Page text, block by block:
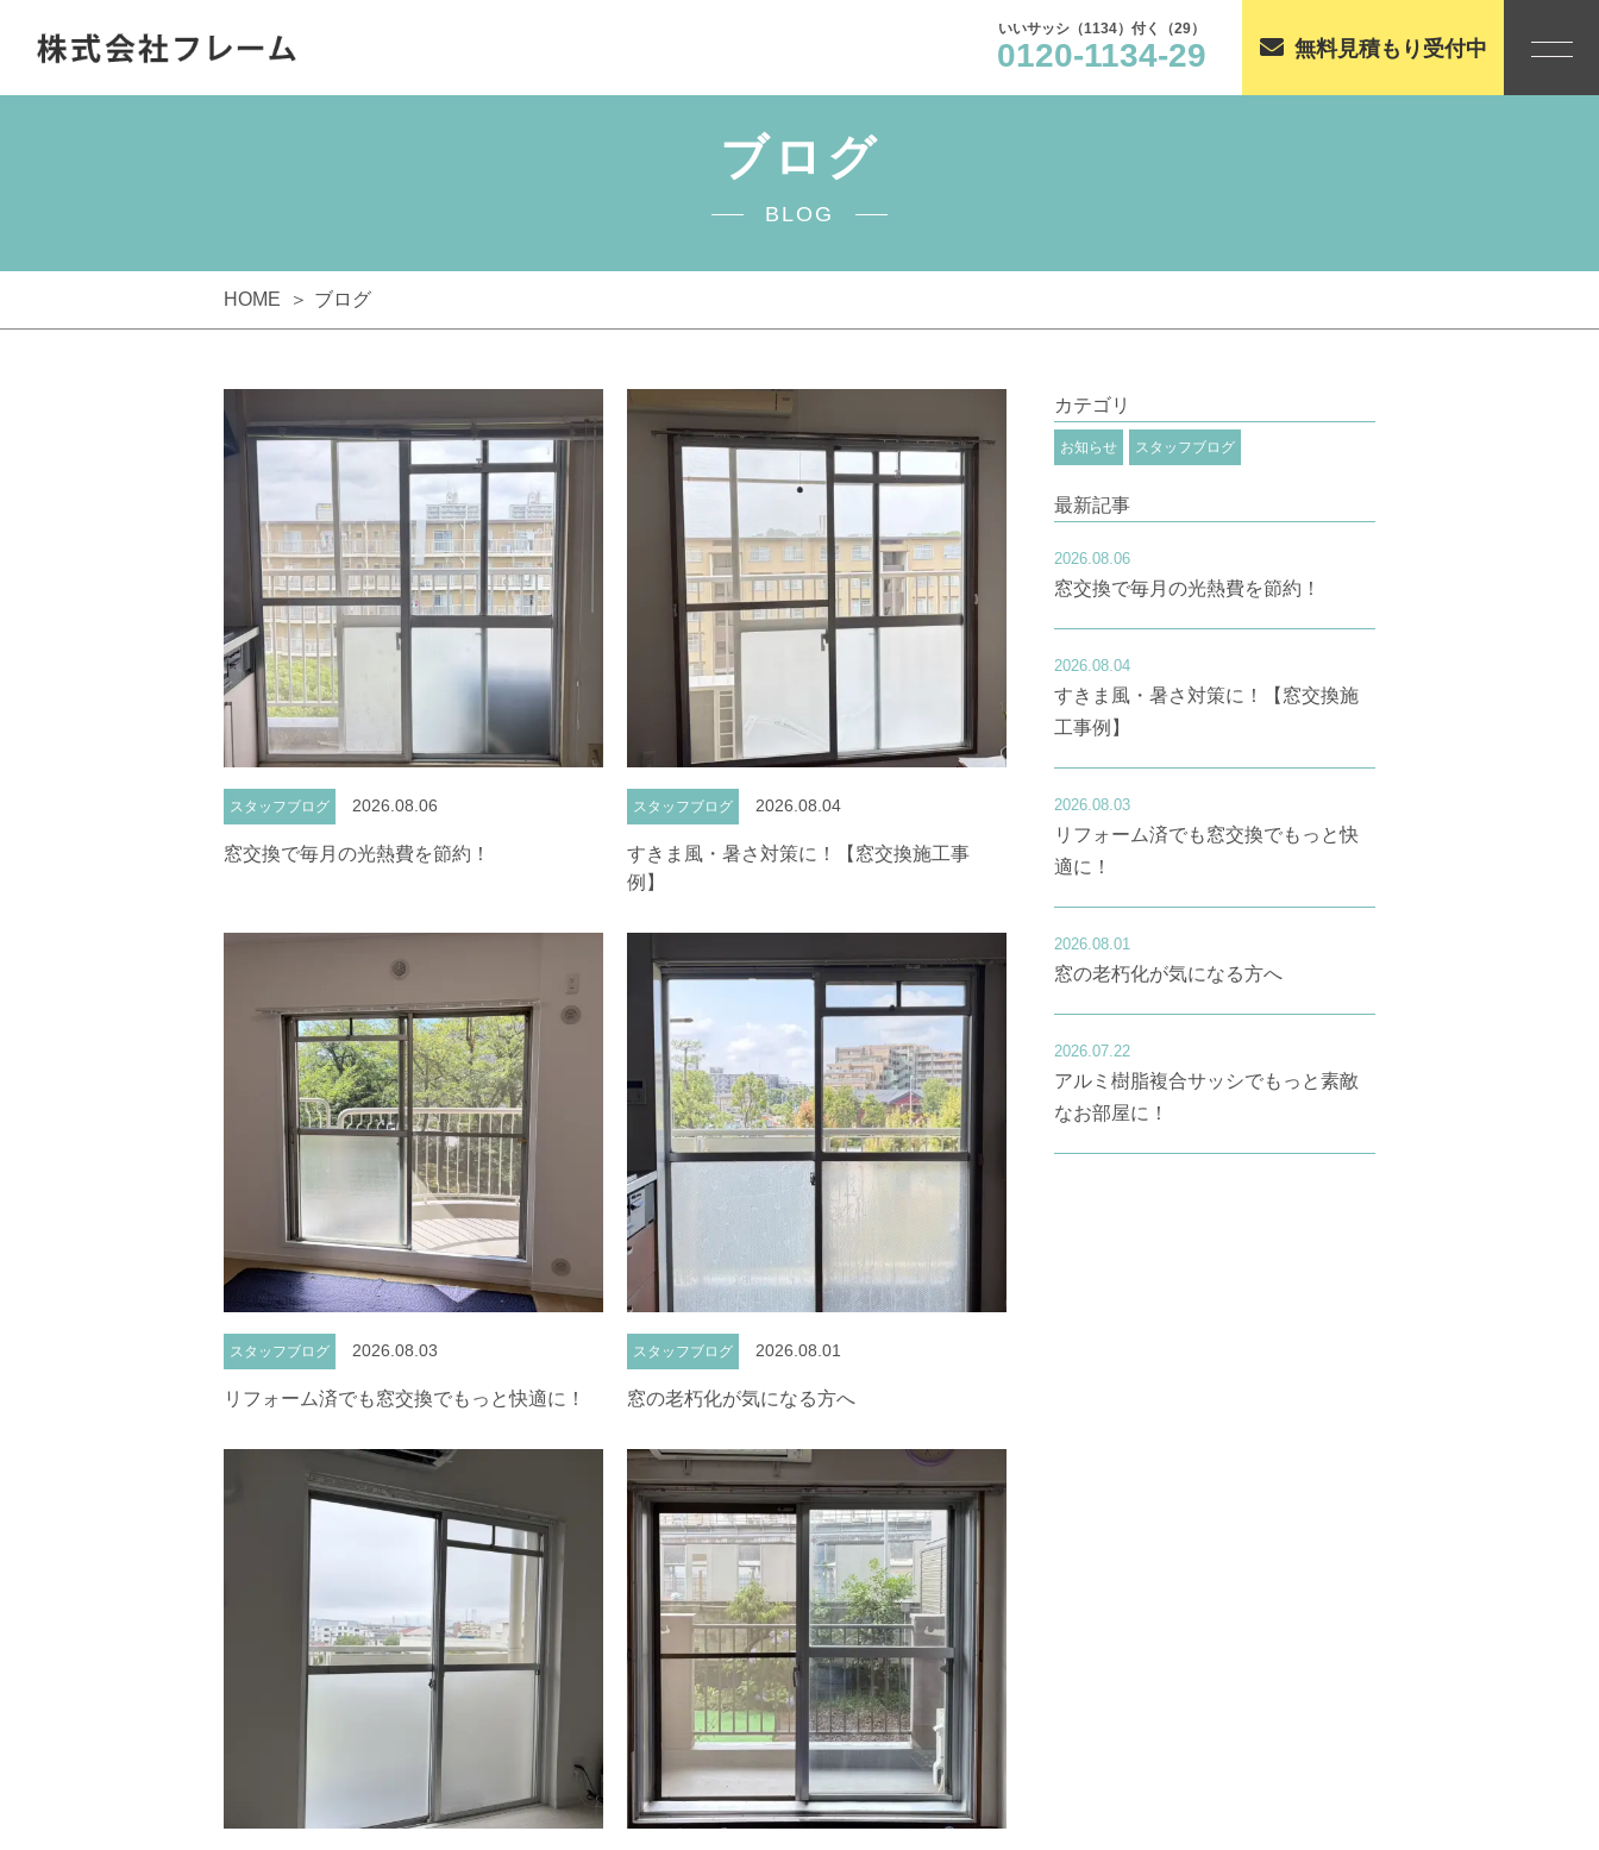
いいサッシ（1134）付く（29）
0120-1134-29 無料見積もり受付中
ブログ
BLOG
HOME ブログ
スタッフブログ 2026.08.06
窓交換で毎月の光熱費を節約！
スタッフブログ 2026.08.04
すきま風・暑さ対策に！【窓交換施工事
例】
スタッフブログ 2026.08.03
リフォーム済でも窓交換でもっと快適に！
スタッフブログ 2026.08.01
窓の老朽化が気になる方へ
カテゴリ
お知らせ スタッフブログ
最新記事
2026.08.06
窓交換で毎月の光熱費を節約！
2026.08.04
すきま風・暑さ対策に！【窓交換施
工事例】
2026.08.03
リフォーム済でも窓交換でもっと快
適に！
2026.08.01
窓の老朽化が気になる方へ
2026.07.22
アルミ樹脂複合サッシでもっと素敵
なお部屋に！